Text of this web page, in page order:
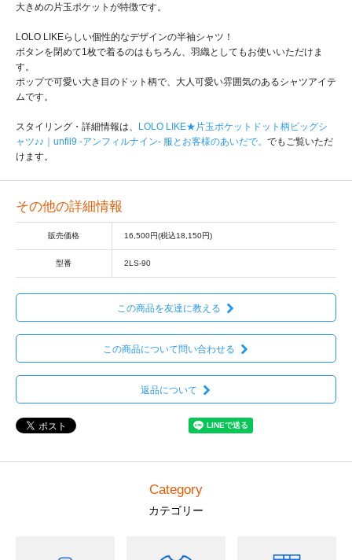
大きめの片玉ポケットが特徴です。
LOLO LIKEらしい個性的なデザインの半袖シャツ！
ボタンを閉めて1枚で着るのはもちろん、羽織としてもお使いいただけま
す。
ポップで可愛い大き目のドット柄で、大人可愛い雰囲気のあるシャツアイテ
ムです。
スタイリング・詳細情報は、
LOLO LIKE★片玉ポケットドット柄ビッグシ
ャツ♪♪｜unfil9 -アンフィルナイン- 服とお客様のあいだで。 でもご覧いただ
けます。
その他の詳細情報
販売価格 16,500円(税込18,150円)
型番 2LS-90
この商品を友達に教える
この商品について問い合わせる
返品について
Category
カテゴリー